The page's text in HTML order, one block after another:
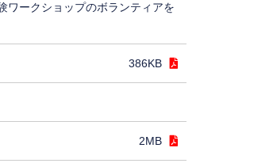
ワークショップのボランティアを
386KB
2MB